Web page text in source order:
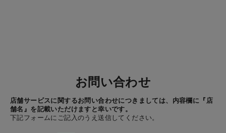
お問い合わせ
店舗サービスに関するお問い合わせにつきましては、内容欄に『店
舗名』を記載いただけますと幸いです。
下記フォームにご記入のうえ送信してください。